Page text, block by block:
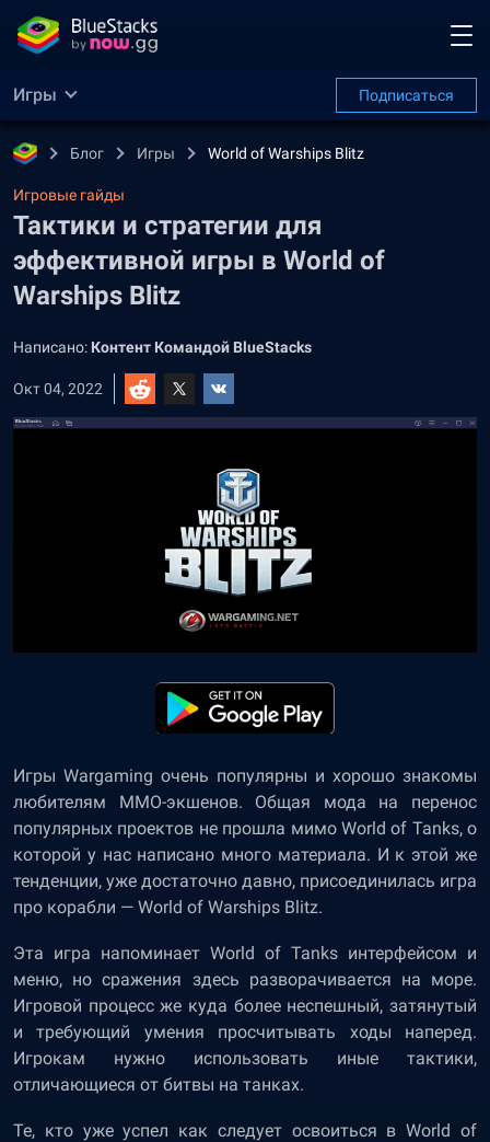
Игры Подписаться
Блог Игры World of Warships Blitz
Игровые гайды
Тактики и стратегии для
эффективной игры в World of
Warships Blitz
Написано: Контент Командой BlueStacks
Окт 04, 2022
Игры Wargaming очень популярны и хорошо знакомы
любителям MMO-экшенов. Общая мода на перенос
популярных проектов не прошла мимо World of Tanks, о
которой у нас написано много материала. И к этой же
тенденции, уже достаточно давно, присоединилась игра
про корабли — World of Warships Blitz.
Эта игра напоминает World of Tanks интерфейсом и
меню, но сражения здесь разворачивается на море.
Игровой процесс же куда более неспешный, затянутый
и требующий умения просчитывать ходы наперед.
Игрокам нужно использовать иные тактики,
отличающиеся от битвы на танках.
Те, кто уже успел как следует освоиться в World of